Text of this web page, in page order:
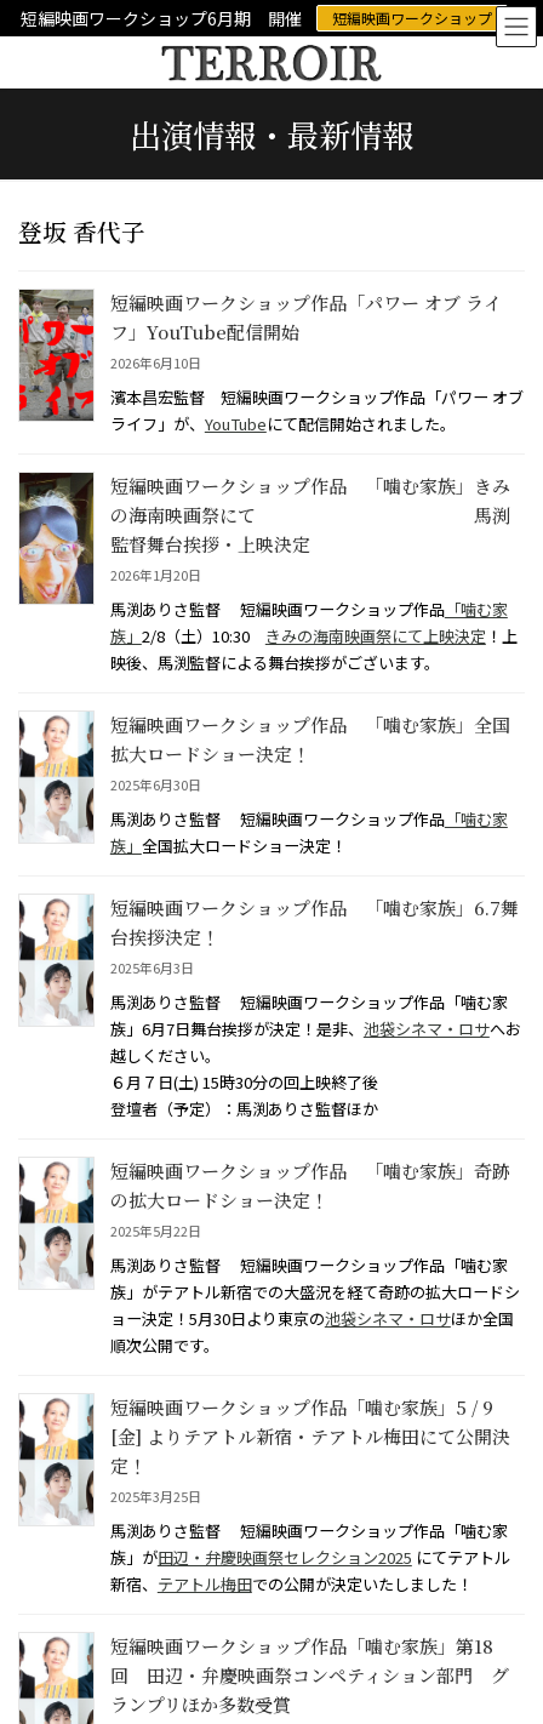
ン
ビ
短編映画ワークショップ6月期 開催 短編映画ワークショップ
出演情報・最新情報
登坂 香代子
短編映画ワークショップ作品「パワー オブ ライ
フ」YouTube配信開始
2026年6月10日
濱本昌宏監督 短編映画ワークショップ作品「パワー オブ
ライフ」が、 YouTubeにて配信開始されました。
短編映画ワークショップ作品 「噛む家族」きみ
の海南映画祭にて 馬渕
監督舞台挨拶・上映決定
2026年1月20日
馬渕ありさ監督 短編映画ワークショップ作品「噛む家
族」 2/8（土）10:30 きみの海南映画祭にて上映決定 ！上
映後、馬渕監督による舞台挨拶がございます。
短編映画ワークショップ作品 「噛む家族」全国
拡大ロードショー決定！
2025年6月30日
馬渕ありさ監督 短編映画ワークショップ作品「噛む家
族」 全国拡大ロードショー決定！
短編映画ワークショップ作品 「噛む家族」6.7舞
台挨拶決定！
2025年6月3日
馬渕ありさ監督 短編映画ワークショップ作品「噛む家
族」6月7日舞台挨拶が決定！是非、 池袋シネマ・ロサへお
越しください。
６月７日(土) 15時30分の回上映終了後
登壇者（予定）：馬渕ありさ監督ほか
短編映画ワークショップ作品 「噛む家族」奇跡
の拡大ロードショー決定！
2025年5月22日
馬渕ありさ監督 短編映画ワークショップ作品「噛む家
族」がテアトル新宿での大盛況を経て奇跡の拡大ロードシ
ョー決定！5月30日より東京の池袋シネマ・ロサほか全国
順次公開です。
短編映画ワークショップ作品「噛む家族」5 / 9
[金] よりテアトル新宿・テアトル梅田にて公開決
定！
2025年3月25日
馬渕ありさ監督 短編映画ワークショップ作品「噛む家
族」が田辺・弁慶映画祭セレクション2025 にてテアトル
新宿、 テアトル梅田での公開が決定いたしました！
短編映画ワークショップ作品「噛む家族」第18
回 田辺・弁慶映画祭コンペティション部門 グ
ランプリほか多数受賞